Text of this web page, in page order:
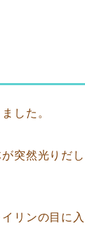
した。
突然光りだ
リンの目に